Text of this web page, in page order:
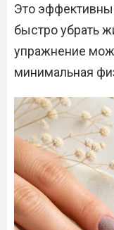
Это
быстро убрать
упражнение
минимальная